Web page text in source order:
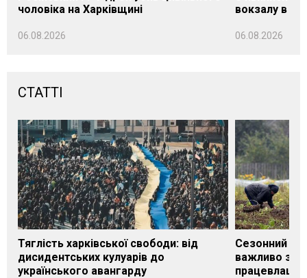
чоловіка на Харківщині
06.08.2026
вокзалу в
06.08.2026
СТАТТІ
Тяглість харківської свободи: від
дисидентських кулуарів до
українського авангарду
Сезонний
важливо